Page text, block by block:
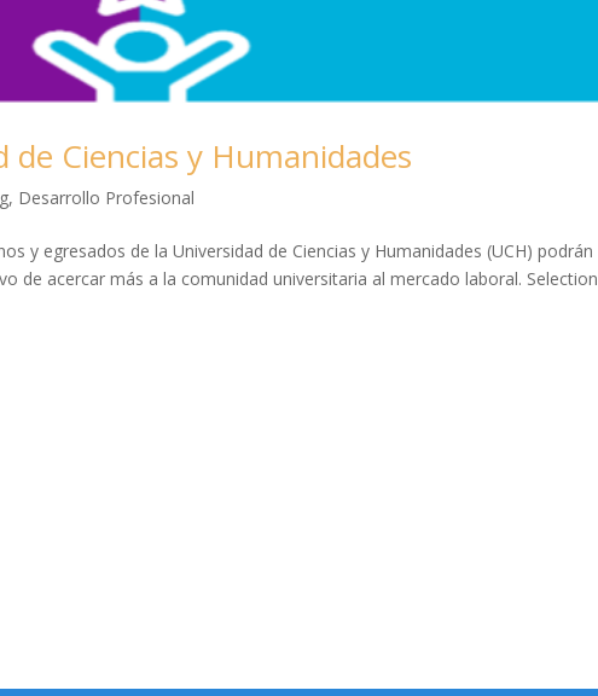
de Ciencias y Humanidades
, Desarrollo Profesional
y egresados de la Universidad de Ciencias y Humanidades (UCH) podrán
de acercar más a la comunidad universitaria al mercado laboral. Selection